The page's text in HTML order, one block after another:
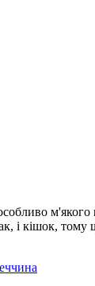
м'якого
і кішок,